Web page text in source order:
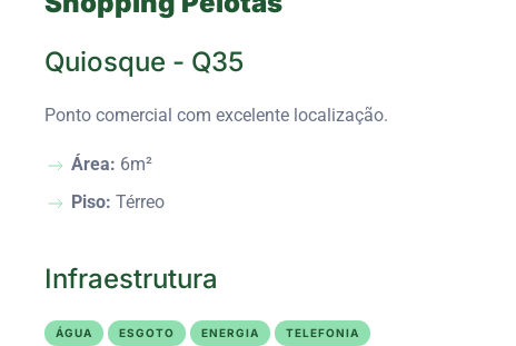
Quiosque - Q35
Ponto comercial com excelente localização.
Área: 6m²
Piso: Térreo
Infraestrutura
ÁGUA ESGOTO ENERGIA TELEFONIA